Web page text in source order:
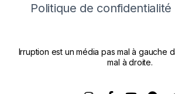
Politique de confidentialité
Irruption est un média pas mal à gauche
mal à droite.